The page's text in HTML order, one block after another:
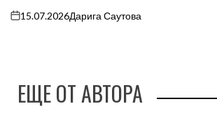
on
15.07.2026Дарига Саутова
ЕЩЕ ОТ АВТОРА